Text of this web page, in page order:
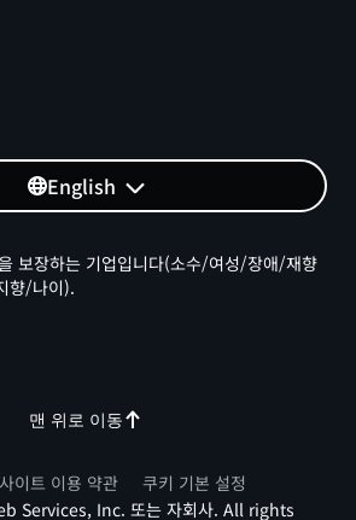
English
맨 위로 이동
보장하는 기업입니다(소수/여성/장애/재향
향/나이).
사이트 이용 약관
쿠키 기본 설정
Services, Inc. 또는 자회사. All rights